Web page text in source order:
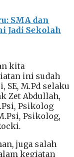
SMA dan
Jadi Sekolah
kita
ini sudah
M.Pd selaku
Zet Abdullah,
Psikolog
Psikolog,
juga salah
kegiatan